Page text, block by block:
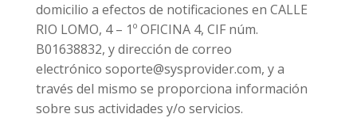
domicilio a efectos de notificaciones en CALLE
RIO LOMO, 4 – 1º OFICINA 4, CIF núm.
B01638832, y dirección de correo
electrónico soporte@sysprovider.com, y a
través del mismo se proporciona información
sobre sus actividades y/o servicios.